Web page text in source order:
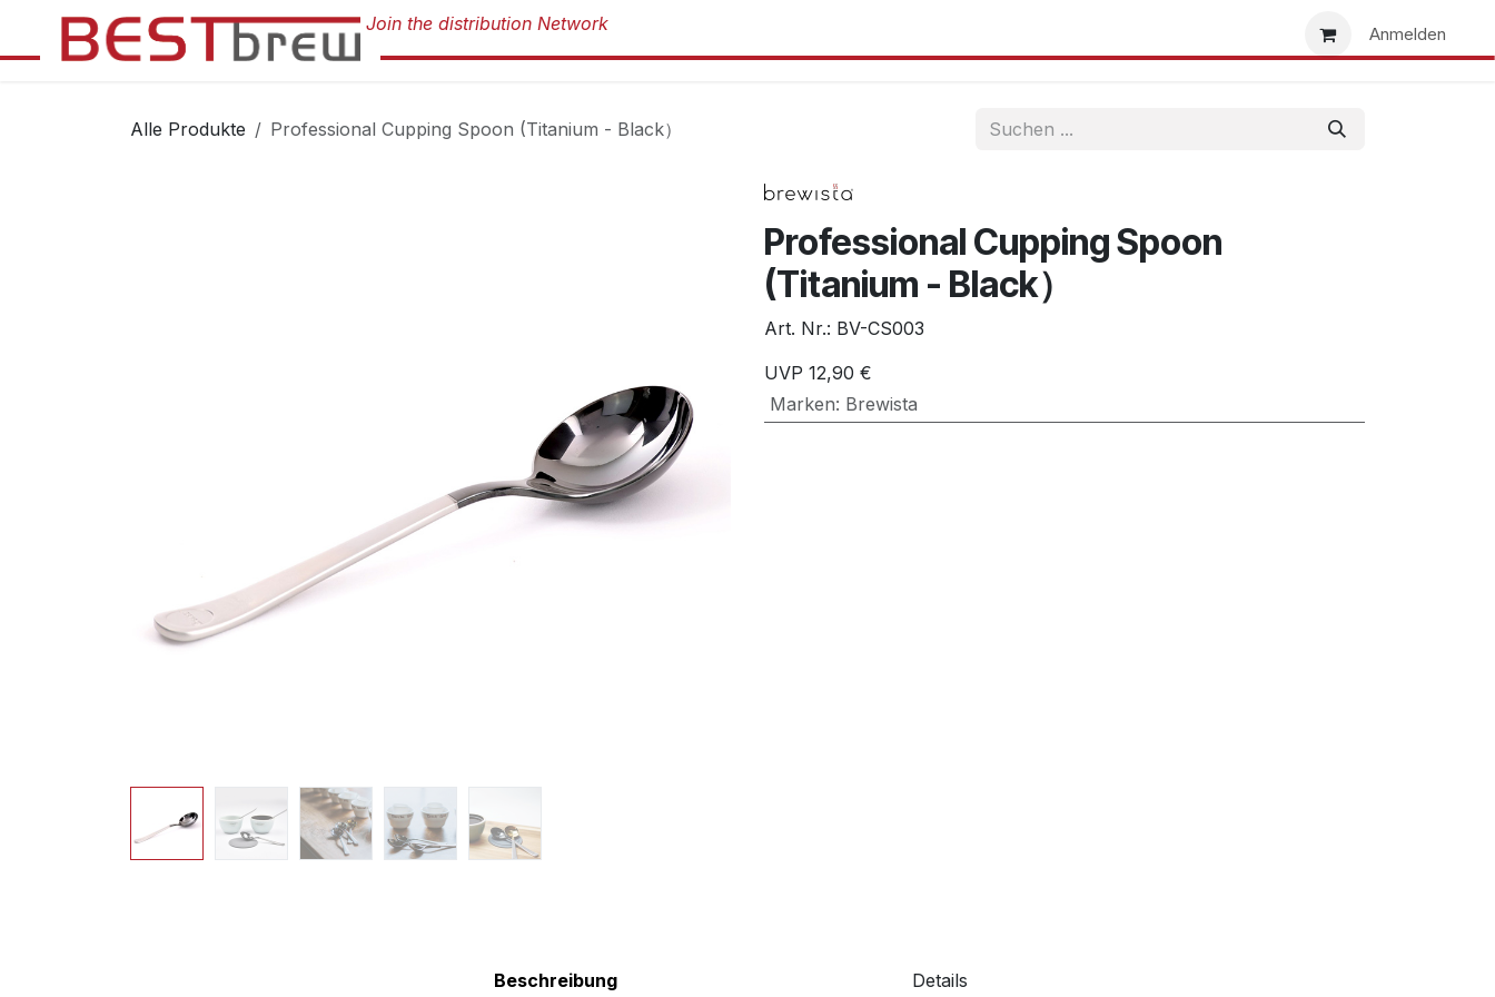
Zum Inhalt springen
Anmelden
Alle Produkte Professional Cupping Spoon (Titanium - Black）
Professional Cupping Spoon
(Titanium - Black）
Art. Nr.: BV-CS003
UVP 12,90 €
Marken: Brewista
Beschreibung Details